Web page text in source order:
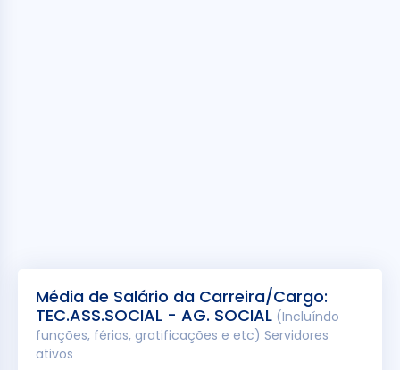
Média de Salário da Carreira/Cargo:
TEC.ASS.SOCIAL - AG. SOCIAL (Incluíndo
funções, férias, gratificações e etc) Servidores
ativos